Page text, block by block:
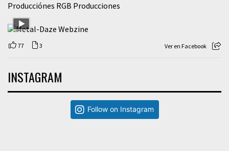
Producciónes RGB Producciones
77 3 Ver en Facebook
INSTAGRAM
Follow on Instagram